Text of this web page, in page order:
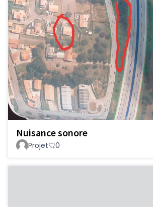
Nuisance sonore
Projet
0